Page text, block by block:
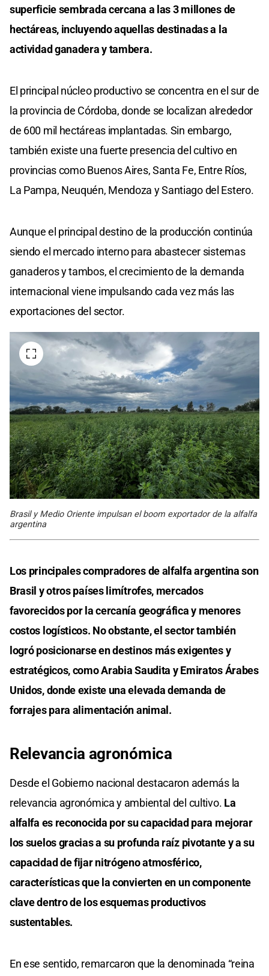
superficie sembrada cercana a las 3 millones de
hectáreas, incluyendo aquellas destinadas a la
actividad ganadera y tambera.
El principal núcleo productivo se concentra en el sur de
la provincia de Córdoba, donde se localizan alrededor
de 600 mil hectáreas implantadas. Sin embargo,
también existe una fuerte presencia del cultivo en
provincias como Buenos Aires, Santa Fe, Entre Ríos,
La Pampa, Neuquén, Mendoza y Santiago del Estero.
Aunque el principal destino de la producción continúa
siendo el mercado interno para abastecer sistemas
ganaderos y tambos, el crecimiento de la demanda
internacional viene impulsando cada vez más las
exportaciones del sector.
Brasil y Medio Oriente impulsan el boom exportador de la alfalfa
argentina
Los principales compradores de alfalfa argentina son
Brasil y otros países limítrofes, mercados
favorecidos por la cercanía geográfica y menores
costos logísticos. No obstante, el sector también
logró posicionarse en destinos más exigentes y
estratégicos, como Arabia Saudita y Emiratos Árabes
Unidos, donde existe una elevada demanda de
forrajes para alimentación animal.
Relevancia agronómica
Desde el Gobierno nacional destacaron además la
relevancia agronómica y ambiental del cultivo. La
alfalfa es reconocida por su capacidad para mejorar
los suelos gracias a su profunda raíz pivotante y a su
capacidad de fijar nitrógeno atmosférico,
características que la convierten en un componente
clave dentro de los esquemas productivos
sustentables.
En ese sentido, remarcaron que la denominada “reina